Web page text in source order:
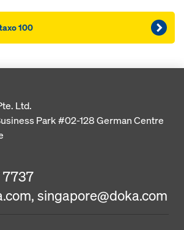
100
Ltd.
Park#02-128 German Centre
singapore@doka.com